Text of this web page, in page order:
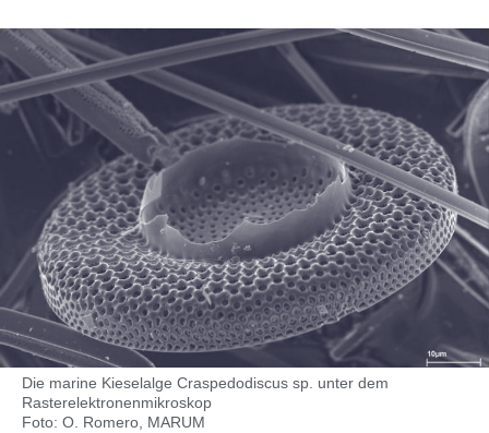
Die marine Kieselalge Craspedodiscus sp. unter dem
Rasterelektronenmikroskop
Foto: O. Romero, MARUM